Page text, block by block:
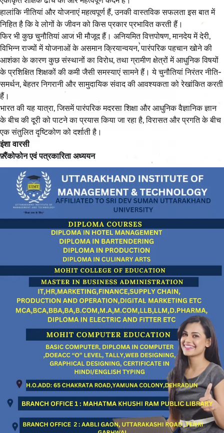
हालांकि नीतियां और योजनाएं महत्वपूर्ण हैं, उनकी वास्तविक सफलता इस बात में
निहित है कि वे लोगों के जीवन को किस प्रकार प्रभावित करती हैं।
फिर भी कुछ चुनौतियां आज भी मौजूद हैं। अनियमित वित्तपोषण, मानदेय में देरी,
विभिन्न राज्यों में योजनाओं के असमान क्रियान्वयन, पारंपरिक पहचान खोने की
आशंका के कारण कुछ संस्थानों का विरोध, तथा ग्रामीण क्षेत्रों में आधुनिक विषयों
के प्रशिक्षित शिक्षकों की कमी जैसी समस्याएं सामने हैं। ये चुनौतियां निरंतर नीति-
समर्थन, बेहतर निगरानी और सामुदायिक संवाद की आवश्यकता को रेखांकित करती
हैं।
भारत की यह यात्रा, जिसमें पारंपरिक मदरसा शिक्षा और आधुनिक वैज्ञानिक ज्ञान
के बीच की दूरी को पाटने का प्रयास किया जा रहा है, विरासत और प्रगति के बीच
एक संतुलित दृष्टिकोण को दर्शाती है।
इंशा वारसी
फ़्रैंकोफोन एवं पत्रकारिता अध्ययन